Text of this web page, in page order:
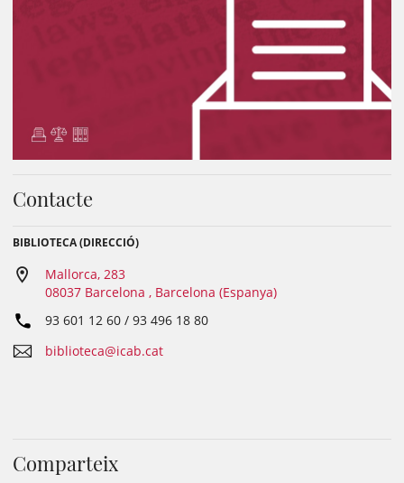
Contacte
BIBLIOTECA (DIRECCIÓ)
Mallorca, 283
08037 Barcelona , Barcelona (Espanya)
93 601 12 60 / 93 496 18 80
biblioteca@icab.cat
Comparteix